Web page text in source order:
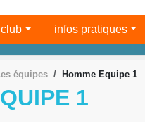
infos pratiques
équipes Homme Equipe 1
1